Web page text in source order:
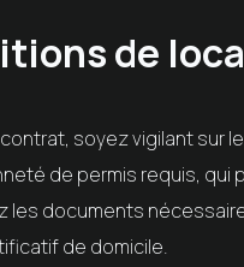
de
soyez vigilant sur
de permis requis,
les documents
de domicile.